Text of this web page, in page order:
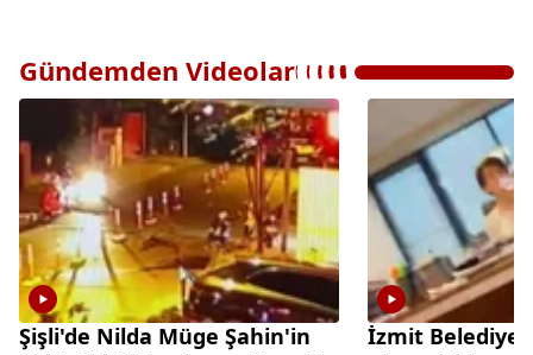
Gündemden Videolar
Şişli'de Nilda Müge Şahin'in
İzmit